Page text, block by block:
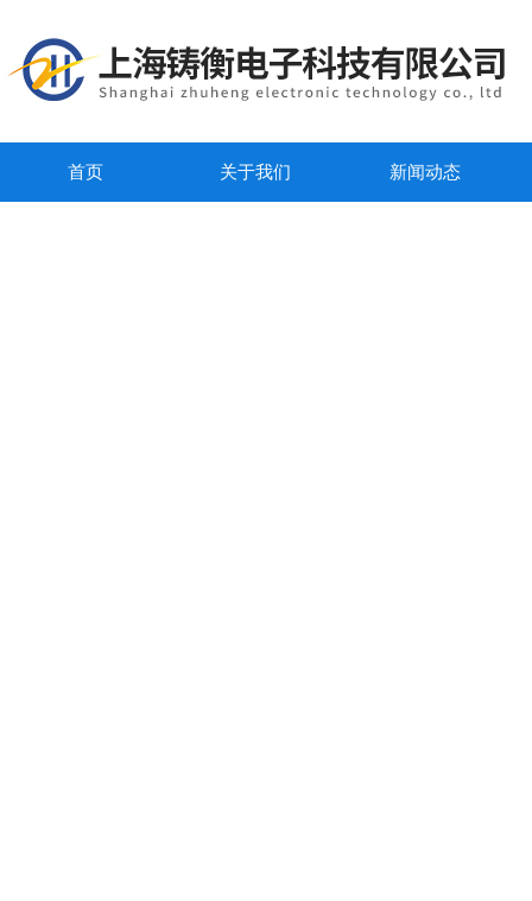
首页 关于我们 新闻动态